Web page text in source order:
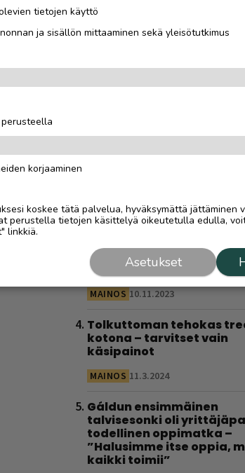
Luetuimmat
houkuttelee
on paljon muustakin kuin
MAINOSJULKAISUN SISÄLTÖÄ
Ravintolat Saariselällä,
ja Ivalossa
MAINOS 10.11.2023
Tolkuttoman tehokas
kotona – tarvitset vain
käsipainot
MAINOS 11.3.2024
Gáldun ensimmäinen
talvisesonki oli
todellinen oppimatka –
”Halusimme itse oppia,
kaikki toimii”
tietojen käyttö
ja sisällön mittaaminen sekä yleisötutkimus
korjaaminen
koskee tätä palvelua, hyväksymättä jättäminen
perustella tietojen käsittelyä oikeutetulla edulla,
linkkiä.
Asetukset